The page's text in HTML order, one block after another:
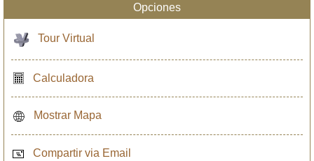
Opciones
Tour Virtual
Calculadora
Mostrar Mapa
Compartir via Email